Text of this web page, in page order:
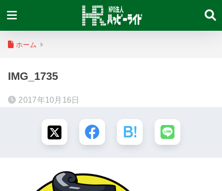
ホーム
IMG_1735
2017年10月16日